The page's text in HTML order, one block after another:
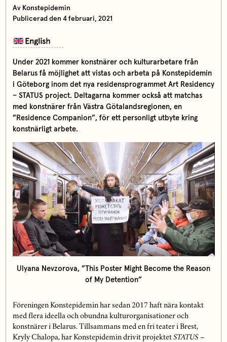
Av Konstepidemin
Publicerad den 4 februari, 2021
Under 2021 kommer konstnärer och kulturarbetare från
Belarus få möjlighet att vistas och arbeta på Konstepidemin
i Göteborg inom det nya residensprogrammet Art Residency
– STATUS project. Deltagarna kommer också att matchas
med konstnärer från Västra Götalandsregionen, en
”Residence Companion”, för ett personligt utbyte kring
konstnärligt arbete.
Ulyana Nevzorova, ”This Poster Might Become the Reason
of My Detention”
Föreningen Konstepidemin har sedan 2017 haft nära kontakt
med flera ideella och obundna kulturorganisationer och
konstnärer i Belarus. Tillsammans med en fri teater i Brest,
Kryly Chalopa, har Konstepidemin drivit projektet STATUS –